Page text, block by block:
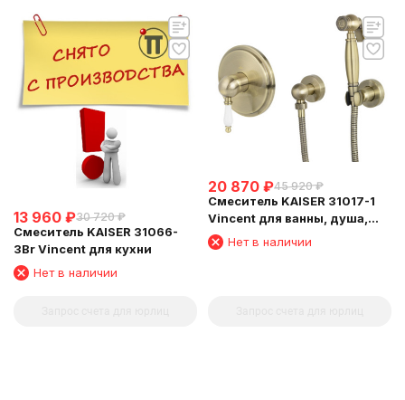
13 960 ₽30 720 ₽
Смеситель KAISER 31066-
3Br Vincent для кухни
Нет в наличии
20 870 ₽45 920 ₽
Смеситель KAISER 31017-1
Vincent для ванны, душа,
биде, Бронза
Нет в наличии